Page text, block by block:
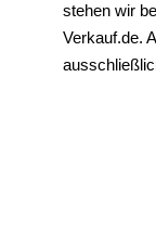
stehen wir
Verkauf.de.